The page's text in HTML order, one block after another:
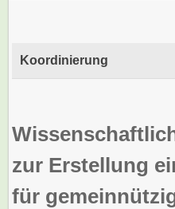
Koordinierung
zur Erstellung
für